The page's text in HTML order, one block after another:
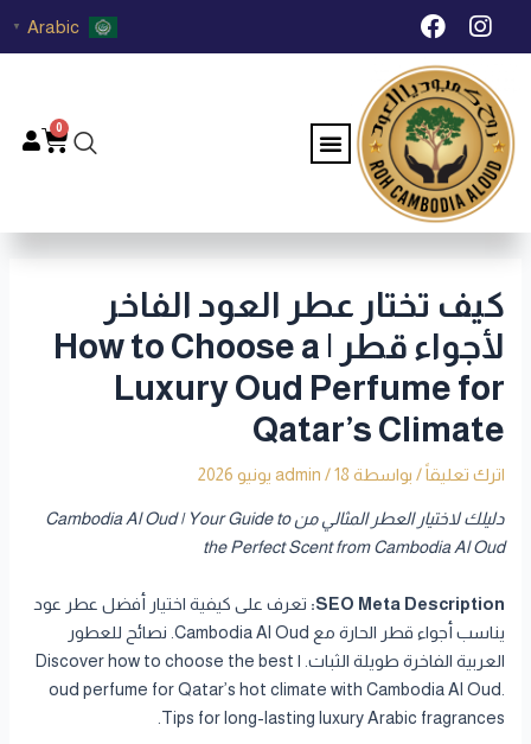
تخطي I
n
s
t
a
g
r
a
m
F
a
c
e
b
o
o
k
Arabic
▼
Menu
0
كيف تختار عطر العود الفاخر
لأجواء قطر | How to Choose a
Luxury Oud Perfume for
Qatar’s Climate
اترك تعليقاً / بواسطة admin /18 يونيو 2026
دليلك لاختيار العطر المثالي من Cambodia Al Oud | Your Guide to
the Perfect Scent from Cambodia Al Oud
SEO Meta Description: تعرف على كيفية اختيار أفضل عطر عود
يناسب أجواء قطر الحارة مع Cambodia Al Oud. نصائح للعطور
العربية الفاخرة طويلة الثبات. | Discover how to choose the best
oud perfume for Qatar’s hot climate with Cambodia Al Oud.
Tips for long-lasting luxury Arabic fragrances.
Post
navigation